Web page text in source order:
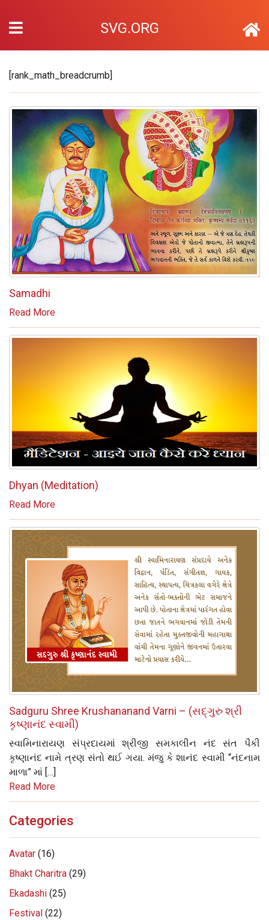
SVG.ORG
[rank_math_breadcrumb]
Samadhi
Read More
Dhyan (Meditation)
Read More
Sadguru Shree Krushananand Varni – (સદ્‌ગુરુ શ્રી
કૃષ્ણાનંદ સ્વામી)
સ્વામિનારાયણ સંપ્રદાયમાં શ્રીજી સમકાલીન નંદ સંત પૈકી
કૃષ્ણાનંદ નામે ત્રણ સંતો થઈ ગયા. મંજુ કે શાનંદ સ્વામી “નંદનામ
માળા” માં […]
Read More
Categories
Avatar (16)
Bhakt Charitra (29)
Ekadashi (25)
Festival (22)